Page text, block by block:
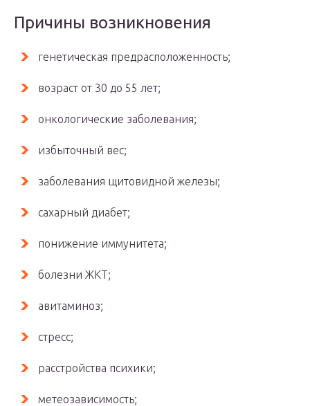
Причины возникновения
генетическая предрасположенность;
возраст от 30 до 55 лет;
онкологические заболевания;
избыточный вес;
заболевания щитовидной железы;
сахарный диабет;
понижение иммунитета;
болезни ЖКТ;
авитаминоз;
стресс;
расстройства психики;
метеозависимость;